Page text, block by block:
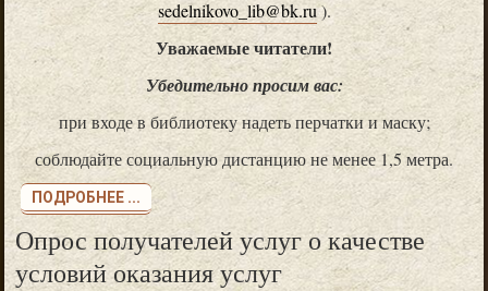
sedelnikovo_lib@bk.ru).
Уважаемые читатели!
Убедительно просим вас:
при входе в библиотеку надеть перчатки и маску;
соблюдайте социальную дистанцию не менее 1,5 метра.
ПОДРОБНЕЕ ...
Опрос получателей услуг о качестве
условий оказания услуг